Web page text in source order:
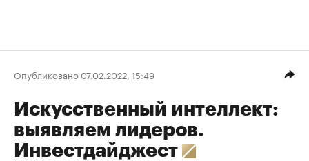
Опубликовано 07.02.2022, 15:49
Искусственный интеллект:
выявляем лидеров.
Инвестдайджест